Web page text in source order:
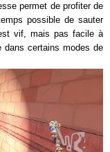
permet de profiter de
possible de sauter
vif, mais pas facile à
dans certains modes de